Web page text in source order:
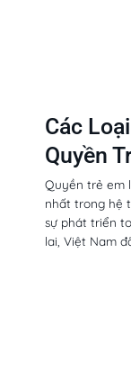
Các
Quyền
Quyền trẻ em
nhất trong hệ
sự phát triển
lai, Việt Nam